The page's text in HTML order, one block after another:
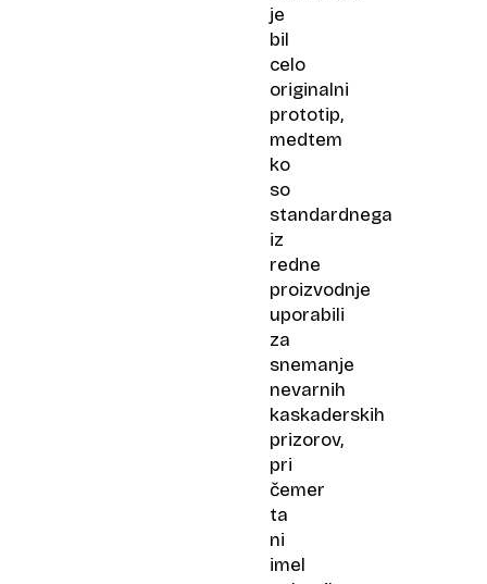
je
bil
celo
originalni
prototip,
medtem
ko
so
standardnega
iz
redne
proizvodnje
uporabili
za
snemanje
nevarnih
kaskaderskih
prizorov,
pri
čemer
ta
ni
imel